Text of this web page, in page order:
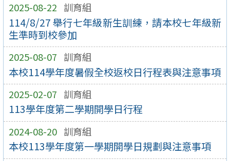
2025-08-22 訓育組
114/8/27 舉行七年級新生訓練，請本校七年級新
生準時到校參加
2025-08-07 訓育組
本校114學年度暑假全校返校日行程表與注意事項
2025-02-07 訓育組
113學年度第二學期開學日行程
2024-08-20 訓育組
本校113學年度第一學期開學日規劃與注意事項